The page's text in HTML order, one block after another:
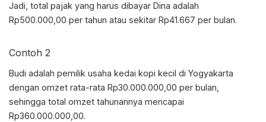
Jadi, total pajak yang harus dibayar Dina adalah
Rp500.000,00 per tahun atau sekitar Rp41.667 per bulan.
Contoh 2
Budi adalah pemilik usaha kedai kopi kecil di Yogyakarta
dengan omzet rata-rata Rp30.000.000,00 per bulan,
sehingga total omzet tahunannya mencapai
Rp360.000.000,00.